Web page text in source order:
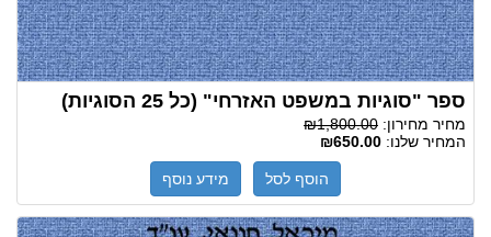
ספר "סוגיות במשפט האזרחי" (כל 25 הסוגיות)
מחיר מחירון: ₪1,800.00
המחיר שלנו: ₪650.00
הוסף לסל מידע נוסף